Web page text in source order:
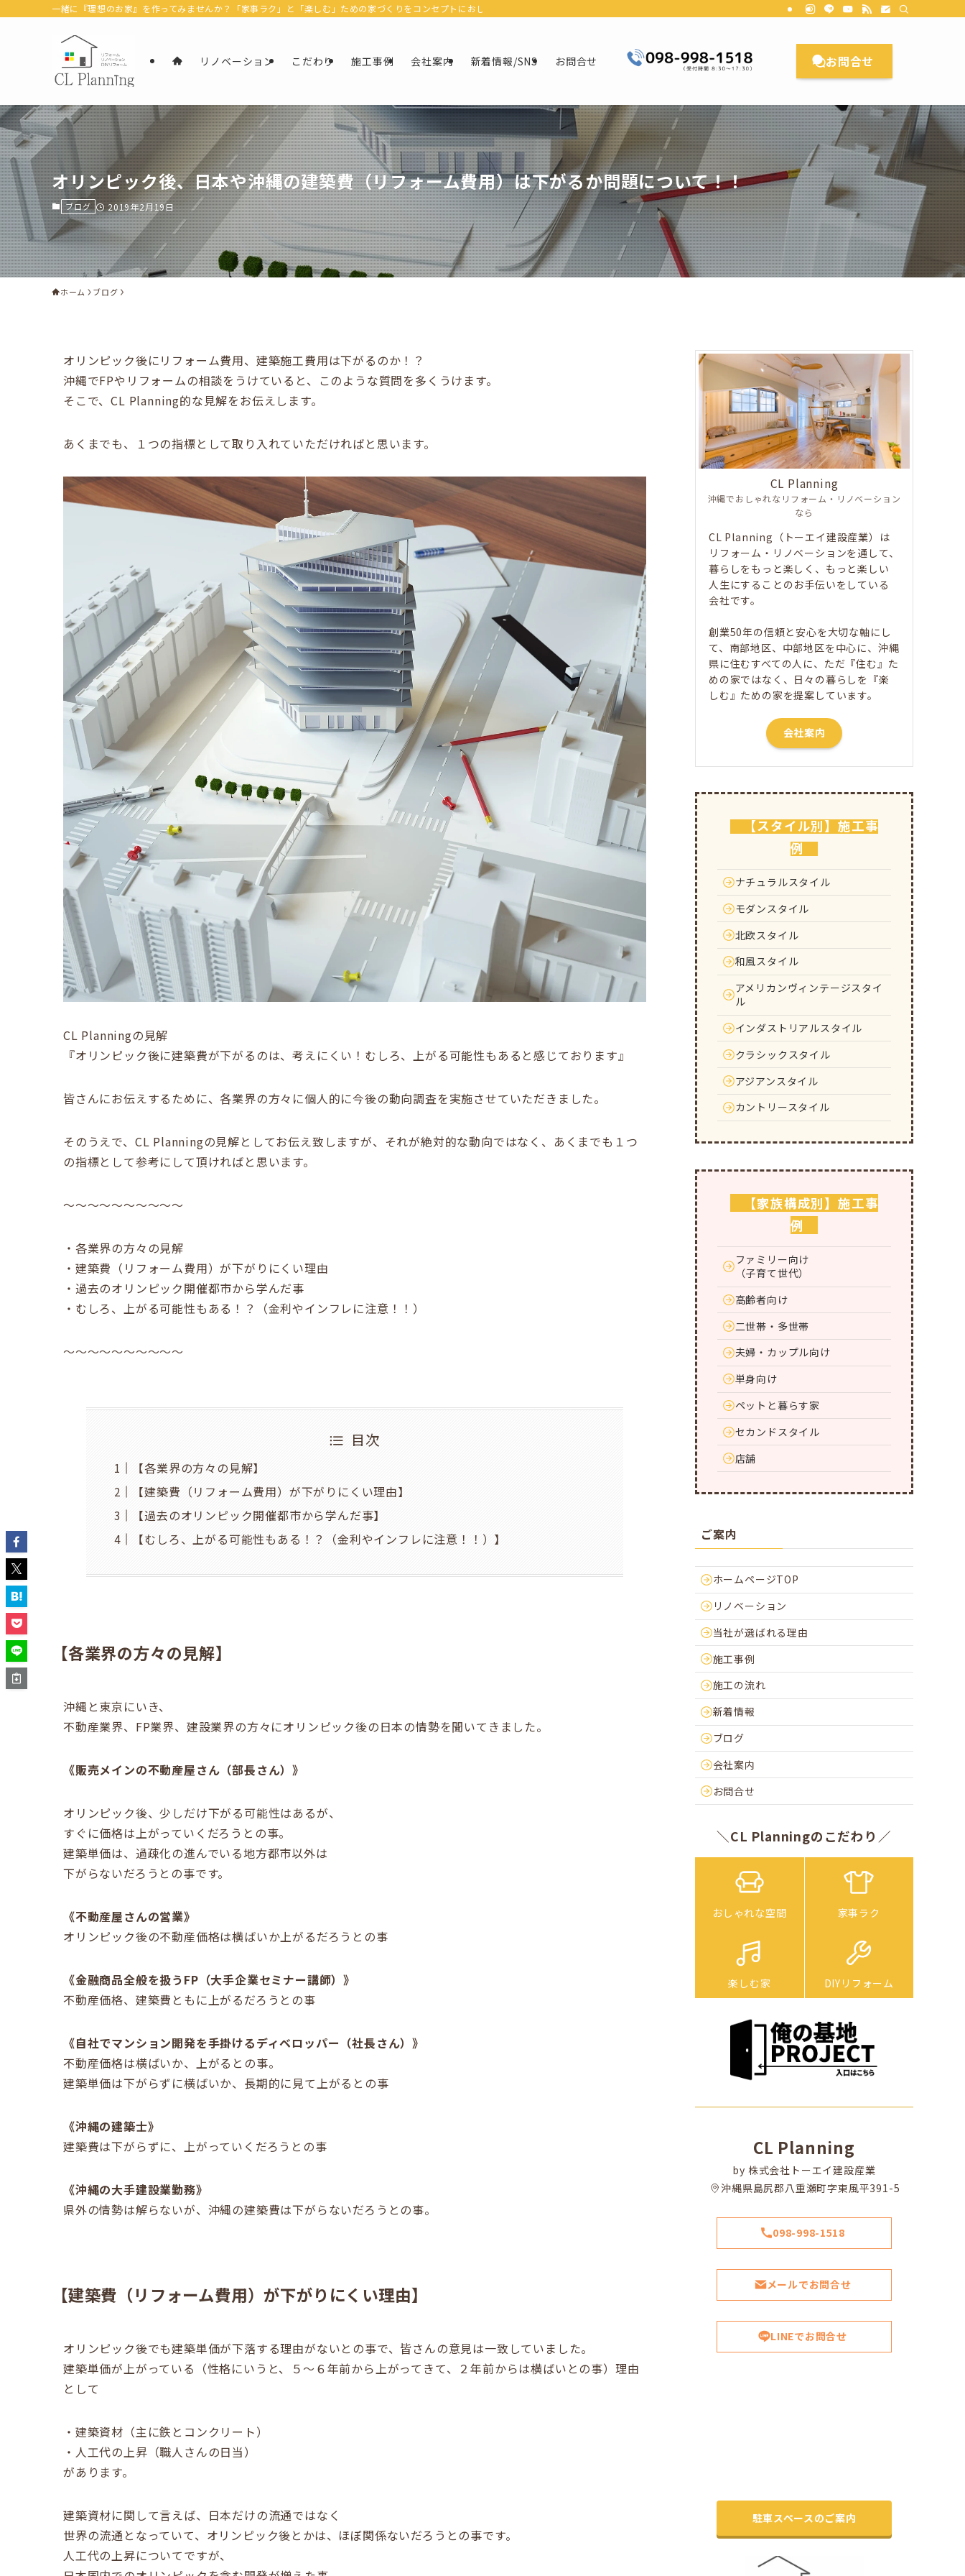
一緒に『理想のお家』を作ってみませんか？「家事ラク」と「楽しむ」ための家づくりをコンセプトにおしゃれなデザインにリフォーム＆リノベーションで理想のお家をカタチにします。CL Planningにご相談ください。沖
リノベーション こだわり 施工事例 会社案内 新着情報/SNS お問合せ お問合せ
オリンピック後、日本や沖縄の建築費（リフォーム費用）は下がるか問題について！！
ブログ 2019年2月19日
ホーム ブログ
オリンピック後にリフォーム費用、建築施工費用は下がるのか！？
沖縄でFPやリフォームの相談をうけていると、このような質問を多くうけます。
そこで、CL Planning的な見解をお伝えします。
あくまでも、１つの指標として取り入れていただければと思います。
CL Planningの見解
『オリンピック後に建築費が下がるのは、考えにくい！むしろ、上がる可能性もあると感じております』
皆さんにお伝えするために、各業界の方々に個人的に今後の動向調査を実施させていただきました。
そのうえで、CL Planningの見解としてお伝え致しますが、それが絶対的な動向ではなく、あくまでも１つ
の指標として参考にして頂ければと思います。
～～～～～～～～～～
・各業界の方々の見解
・建築費（リフォーム費用）が下がりにくい理由
・過去のオリンピック開催都市から学んだ事
・むしろ、上がる可能性もある！？（金利やインフレに注意！！）
～～～～～～～～～～
目次
【各業界の方々の見解】
【建築費（リフォーム費用）が下がりにくい理由】
【過去のオリンピック開催都市から学んだ事】
【むしろ、上がる可能性もある！？（金利やインフレに注意！！）】
【各業界の方々の見解】
沖縄と東京にいき、
不動産業界、FP業界、建設業界の方々にオリンピック後の日本の情勢を聞いてきました。
《販売メインの不動産屋さん（部長さん）》
オリンピック後、少しだけ下がる可能性はあるが、
すぐに価格は上がっていくだろうとの事。
建築単価は、過疎化の進んでいる地方都市以外は
下がらないだろうとの事です。
《不動産屋さんの営業》
オリンピック後の不動産価格は横ばいか上がるだろうとの事
《金融商品全般を扱うFP（大手企業セミナー講師）》
不動産価格、建築費ともに上がるだろうとの事
《自社でマンション開発を手掛けるディベロッパー（社長さん）》
不動産価格は横ばいか、上がるとの事。
建築単価は下がらずに横ばいか、長期的に見て上がるとの事
《沖縄の建築士》
建築費は下がらずに、上がっていくだろうとの事
《沖縄の大手建設業勤務》
県外の情勢は解らないが、沖縄の建築費は下がらないだろうとの事。
【建築費（リフォーム費用）が下がりにくい理由】
オリンピック後でも建築単価が下落する理由がないとの事で、皆さんの意見は一致していました。
建築単価が上がっている（性格にいうと、５～６年前から上がってきて、２年前からは横ばいとの事）理由
として
・建築資材（主に鉄とコンクリート）
・人工代の上昇（職人さんの日当）
があります。
建築資材に関して言えば、日本だけの流通ではなく
世界の流通となっていて、オリンピック後とかは、ほぼ関係ないだろうとの事です。
人工代の上昇についてですが、
CL Planning
沖縄でおしゃれなリフォーム・リノベーション
なら
CL Planning（トーエイ建設産業）は
リフォーム・リノベーションを通して、
暮らしをもっと楽しく、もっと楽しい
人生にすることのお手伝いをしている
会社です。
創業50年の信頼と安心を大切な軸にし
て、南部地区、中部地区を中心に、沖縄
県に住むすべての人に、ただ​『住む』た
めの家ではなく、日々の暮らしを『楽
しむ』ための家を提案しています。
会社案内
【スタイル別】施工事
例
ナチュラルスタイル
モダンスタイル
北欧スタイル
和風スタイル
アメリカンヴィンテージスタイ
ル
インダストリアルスタイル
クラシックスタイル
アジアンスタイル
カントリースタイル
【家族構成別】施工事
例
ファミリー向け
（子育て世代）
高齢者向け
二世帯・多世帯
夫婦・カップル向け
単身向け
ペットと暮らす家
セカンドスタイル
店舗
ご案内
ホームページTOP
リノベーション
当社が選ばれる理由
施工事例
施工の流れ
新着情報
ブログ
会社案内
お問合せ
＼CL Planningのこだわり／
おしゃれな空間 家事ラク
楽しむ家 DIYリフォーム
CL Planning
by 株式会社トーエイ建設産業
沖縄県島尻郡八重瀬町字東風平391-5
098-998-1518
メールでお問合せ
LINEでお問合せ
駐車スペースのご案内